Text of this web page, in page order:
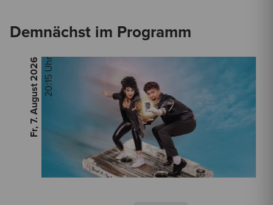
Demnächst im Programm
Fr, 7. August
2026 20:15 Uhr